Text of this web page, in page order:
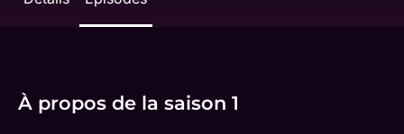
À propos de la saison 1